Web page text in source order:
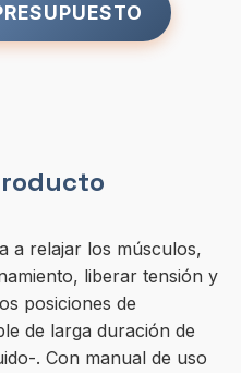
a relajar los músculos,
liberar tensión y
posiciones de
de larga duración de
. Con manual de uso